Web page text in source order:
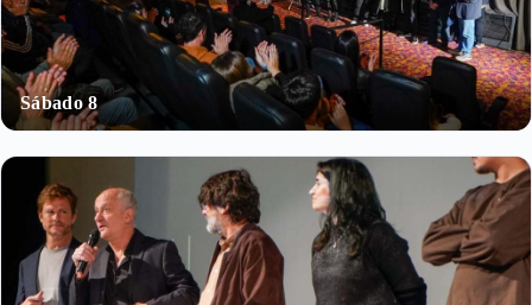
Sábado 8